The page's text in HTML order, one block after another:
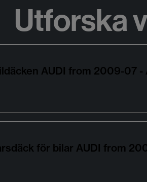
Utforska
AUDI from 2009-07
för bilar AUDI from